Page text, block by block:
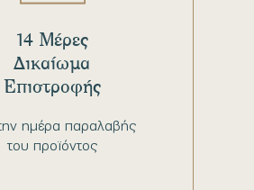
ημέρα παραλαβής
του προϊόντος
14 Μέρες
Δικαίωμα
Επιστροφής